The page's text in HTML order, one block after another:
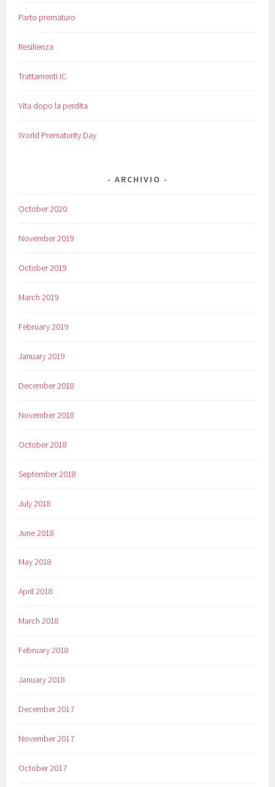
Parto prematuro
Resilienza
Trattamenti IC
Vita dopo la perdita
World Prematurity Day
ARCHIVIO
October 2020
November 2019
October 2019
March 2019
February 2019
January 2019
December 2018
November 2018
October 2018
September 2018
July 2018
June 2018
May 2018
April 2018
March 2018
February 2018
January 2018
December 2017
November 2017
October 2017